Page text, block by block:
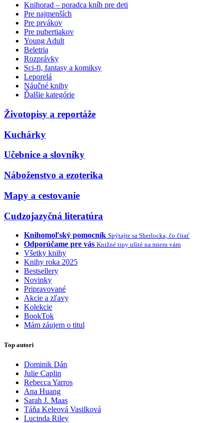
Knihorad – poradca kníh pre deti
Pre najmenších
Pre prvákov
Pre pubertiakov
Young Adult
Beletria
Rozprávky
Sci-fi, fantasy a komiksy
Leporelá
Náučné knihy
Ďalšie kategórie
Životopisy a reportáže
Kuchárky
Učebnice a slovníky
Náboženstvo a ezoterika
Mapy a cestovanie
Cudzojazyčná literatúra
Knihomoľský pomocník Spýtajte sa Sherlocka, čo čítať
Odporúčame pre vás Knižné tipy ušité na mieru vám
Všetky knihy
Knihy roka 2025
Bestsellery
Novinky
Pripravované
Akcie a zľavy
Kolekcie
BookTok
Mám záujem o titul
Top autori
Dominik Dán
Julie Caplin
Rebecca Yarros
Ana Huang
Sarah J. Maas
Táňa Keleová Vasilková
Lucinda Riley